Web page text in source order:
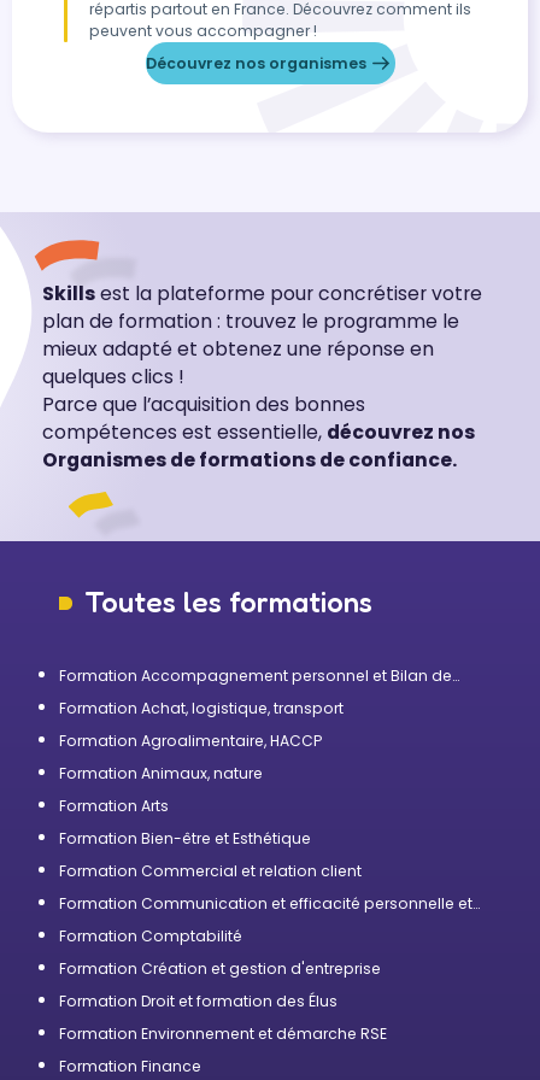
répartis partout en France. Découvrez comment ils
peuvent vous accompagner !
Découvrez nos organismes
Skillsest la plateforme pour concrétiser votre
plan de formation : trouvez le programme le
mieux adapté et obtenez une réponse en
quelques clics !
Parce que l’acquisition des bonnes
compétences est essentielle, découvrez nos
Organismes de formations de confiance.
Toutes les formations
Formation Accompagnement personnel et Bilan de
Formation Achat, logistique, transport
Formation Agroalimentaire, HACCP
Formation Animaux, nature
Formation Arts
Formation Bien-être et Esthétique
Formation Commercial et relation client
Formation Communication et efficacité personnelle et
Formation Comptabilité
Formation Création et gestion d'entreprise
Formation Droit et formation des Élus
Formation Environnement et démarche RSE
Formation Finance